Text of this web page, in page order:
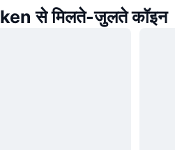
से मिलते-जुलते कॉइन